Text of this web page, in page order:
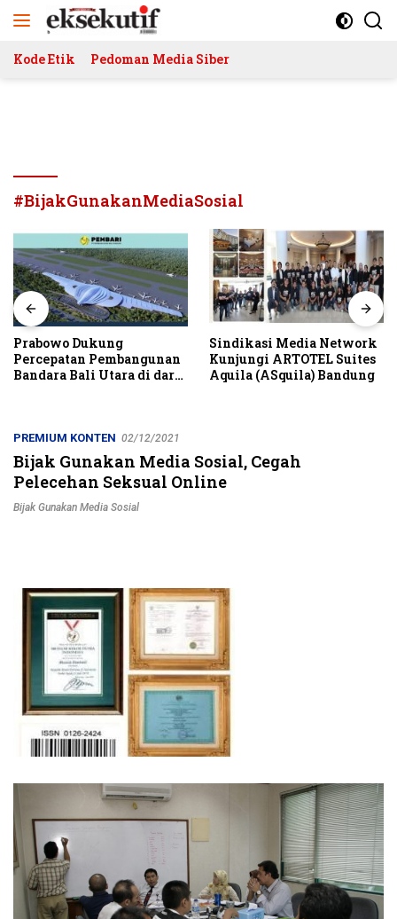
Kode Etik Pedoman Media Siber
#BijakGunakanMediaSosial
Prabowo Dukung
Percepatan Pembangunan
Bandara Bali Utara di darat
Sindikasi Media Network
Kunjungi ARTOTEL Suites
Aquila (ASquila) Bandung
PREMIUM KONTEN 02/12/2021
Bijak Gunakan Media Sosial, Cegah
Pelecehan Seksual Online
Bijak Gunakan Media Sosial